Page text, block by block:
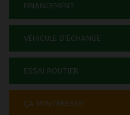
FINANCEMENT
VÉHICULE D'ÉCHANGE
ESSAI ROUTIER
ÇA M'INTÉRESSE!